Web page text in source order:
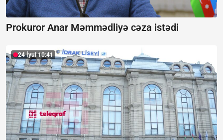
Prokuror Anar Məmmədliyə cəza istədi
24 İyul 10:41